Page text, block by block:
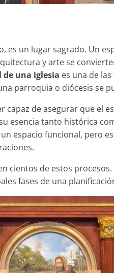
es un lugar sagrado. Un
y arte se
una iglesia es una de
parroquia o diócesis se
capaz de asegurar que el
esencia tanto histórica
espacio funcional, pero
cientos de estos
fases de una